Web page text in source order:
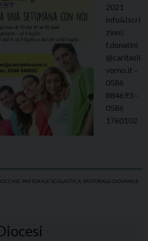
2021
Info&Iscri
zioni:
f.donatini
@caritasli
vorno.it –
0586
884693 –
0586
1760102
PASTORALE SCOLASTICA PASTORALE GIOVANILE